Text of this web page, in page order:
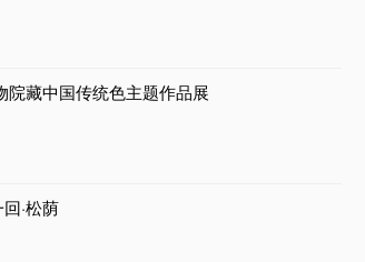
院藏中国传统色主题作品展
·松荫